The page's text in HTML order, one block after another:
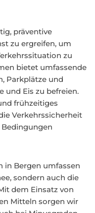
präventive
zu ergreifen, um
zu
bietet umfassende
Parkplätze und
und Eis zu befreien.
frühzeitiges
Verkehrssicherheit
in Bergen umfassen
sondern auch die
dem Einsatz von
Mitteln sorgen wir